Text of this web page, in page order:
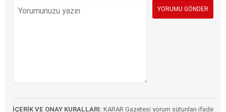
İÇERİK VE ONAY KURALLARI: KARAR Gazetesi yorum sütunları ifade